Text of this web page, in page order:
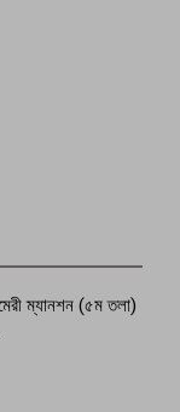
ফরিদগঞ্জে
শোক
ম্যানশন (৫ম তলা)